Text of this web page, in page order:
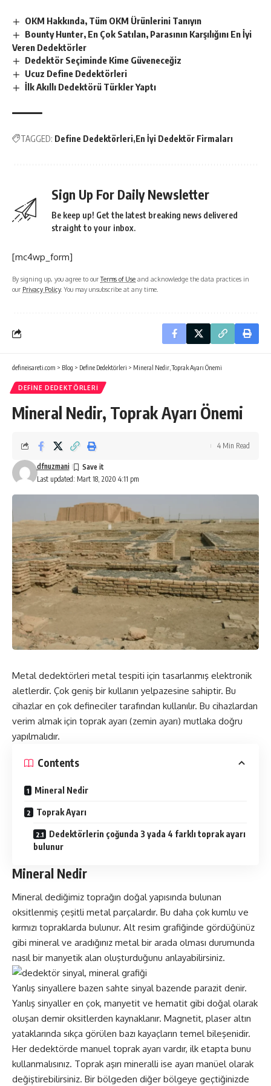
OKM Hakkında, Tüm OKM Ürünlerini Tanıyın
Bounty Hunter, En Çok Satılan, Parasının Karşılığını En İyi
Veren Dedektörler
Dedektör Seçiminde Kime Güveneceğiz
Ucuz Define Dedektörleri
İlk Akıllı Dedektörü Türkler Yaptı
TAGGED: Define Dedektörleri En İyi Dedektör Firmaları
Sign Up For Daily Newsletter
Be keep up! Get the latest breaking news delivered
straight to your inbox.
[mc4wp_form]
By signing up, you agree to ourTerms of Use and acknowledge the data practices in
our Privacy Policy. You may unsubscribe at any time.
defineisareti.com > Blog > Define Dedektörleri > Mineral Nedir, Toprak Ayarı Önemi
DEFINE DEDEKTÖRLERI
Mineral Nedir, Toprak Ayarı Önemi
Last updated: Mart 18, 2020 4:11 pm
dfnuzmani
4 Min Read
Metal dedektörleri metal tespiti için tasarlanmış elektronik
aletlerdir. Çok geniş bir kullanın yelpazesine sahiptir. Bu
cihazlar en çok defineciler tarafından kullanılır. Bu cihazlardan
verim almak için toprak ayarı (zemin ayarı) mutlaka doğru
yapılmalıdır.
Contents
Mineral Nedir
Toprak Ayarı
Dedektörlerin çoğunda 3 yada 4 farklı toprak ayarı
bulunur
Mineral Nedir
Mineral dediğimiz toprağın doğal yapısında bulunan
oksitlenmiş çeşitli metal parçalardır. Bu daha çok kumlu ve
kırmızı topraklarda bulunur. Alt resim grafiğinde gördüğünüz
gibi mineral ve aradığınız metal bir arada olması durumunda
nasıl bir manyetik alan oluşturduğunu anlayabilirsiniz.
Yanlış sinyallere bazen sahte sinyal bazende parazit denir.
Yanlış sinyaller en çok, manyetit ve hematit gibi doğal olarak
oluşan demir oksitlerden kaynaklanır. Magnetit, plaser altın
yataklarında sıkça görülen bazı kayaçların temel bileşenidir.
Her dedektörde manuel toprak ayarı vardır, ilk etapta bunu
kullanmalısınız. Toprak aşırı mineralli ise ayarı manüel olarak
değiştirebilirsiniz. Bir bölgeden diğer bölgeye geçtiğinizde